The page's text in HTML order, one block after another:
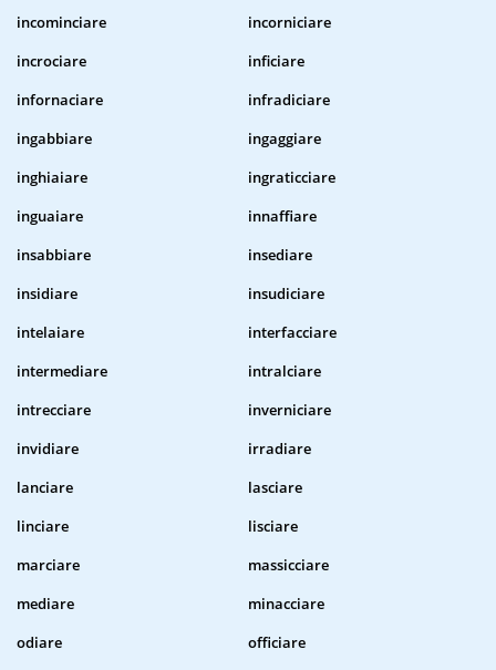
incominciare
incorniciare
incrociare
inficiare
infornaciare
infradiciare
ingabbiare
ingaggiare
inghiaiare
ingraticciare
inguaiare
innaffiare
insabbiare
insediare
insidiare
insudiciare
intelaiare
interfacciare
intermediare
intralciare
intrecciare
inverniciare
invidiare
irradiare
lanciare
lasciare
linciare
lisciare
marciare
massicciare
mediare
minacciare
odiare
officiare